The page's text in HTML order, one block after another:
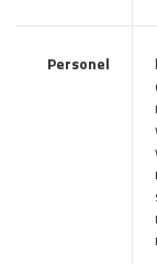
Personel